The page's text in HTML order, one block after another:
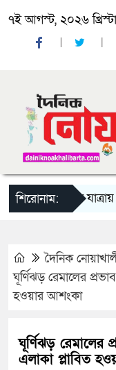
৭ই আগস্ট, ২০২৬
শিরোনাম:‘ঈদ যাত্রায় দু-
দৈনিক
ঘূর্ণিঝড় রেমালের
হওয়ার আশংকা
ঘূর্ণিঝড় রেমালের
এলাকা প্লাবিত